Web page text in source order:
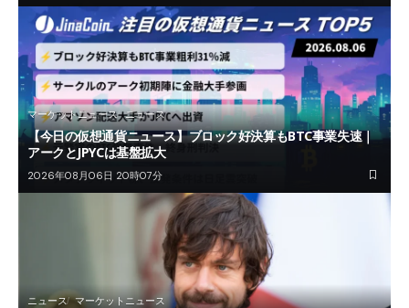
マーケットニュース ニュース
【今日の仮想通貨ニュース】ブロック好決算もBTC事業失速｜
アークとJPYCは基盤拡大
2026年08月06日 20時07分
ニュース マーケットニュース